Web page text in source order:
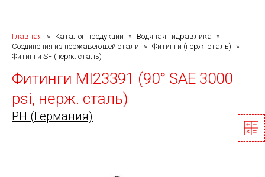
Главная » Каталог продукции » Водяная гидравлика
»
Соединения из нержавеющей стали
» Фитинги (нерж. сталь)
»
Фитинги SF (нерж. сталь)
Фитинги MI23391 (90° SAE 3000
psi, нерж. сталь)
PH (Германия)